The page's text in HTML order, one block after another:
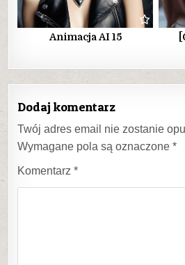
Animacja AI 15
Dodaj komentarz
Twój adres email nie zostanie
Wymagane pola są oznaczone*
Komentarz*